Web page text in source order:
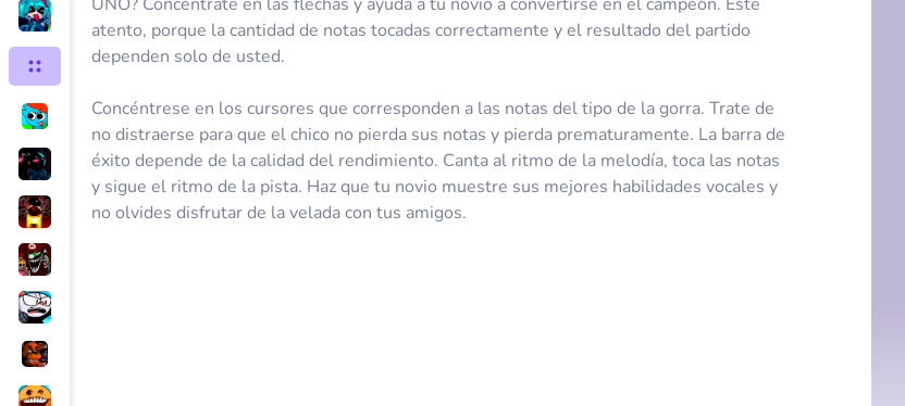
atento, porque la cantidad de notas tocadas correctamente y el resultado del partido
dependen solo de usted.
Concéntrese en los cursores que corresponden a las notas del tipo de la gorra. Trate de
no distraerse para que el chico no pierda sus notas y pierda prematuramente. La barra de
éxito depende de la calidad del rendimiento. Canta al ritmo de la melodía, toca las notas
y sigue el ritmo de la pista. Haz que tu novio muestre sus mejores habilidades vocales y
no olvides disfrutar de la velada con tus amigos.